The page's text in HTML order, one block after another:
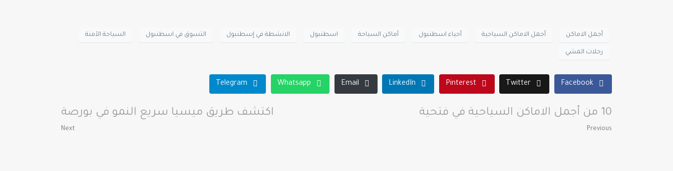
أجمل الاماكن أجمل الاماكن السياحية أحياء اسطنبول أماكن السياحة اسطنبول الانشطة في إسطنبول التسوق في اسطنبول السياحة الآمنة
رحلات المشي
Facebook
Twitter
Pinterest
LinkedIn
Email
Whatsapp
Telegram
10 من أجمل الاماكن السياحية في فتحية
Previous
اكتشف طريق ميسيا سريع النمو في بورصة
Next